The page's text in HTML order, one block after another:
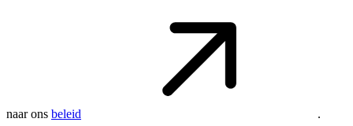
naar ons beleid .